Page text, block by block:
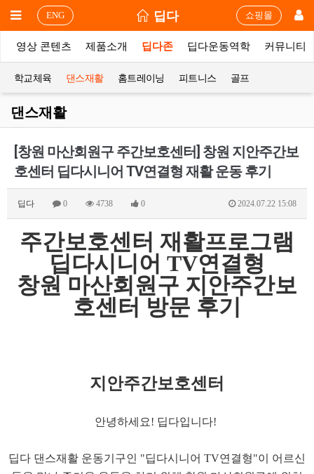
ENG 딥다 쇼핑몰
영상 콘텐츠 제품소개 딥다존 딥다운동역학 커뮤니티
학교체육 댄스재활 홈트레이닝 피트니스 골프
댄스재활
[창원 마산회원구 주간보호센터] 창원 지안주간보
호센터 딥다시니어 TV연결형 재활 운동 후기
딥다 0 4738 0 2024.07.22 15:08
주간보호센터 재활프로그램
딥다시니어 TV연결형
창원 마산회원구 지안주간보
호센터 방문 후기
지안주간보호센터
안녕하세요! 딥다입니다!
딥다 댄스재활 운동기구인 "딥다시니어 TV연결형"이 어르신